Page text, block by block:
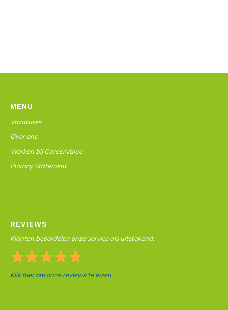
MENU
Vacatures
Over ons
Werken bij CareerValue
Privacy Statement
REVIEWS
Klanten beoordelen onze service als uitstekend.
Klik hier om onze reviews te lezen